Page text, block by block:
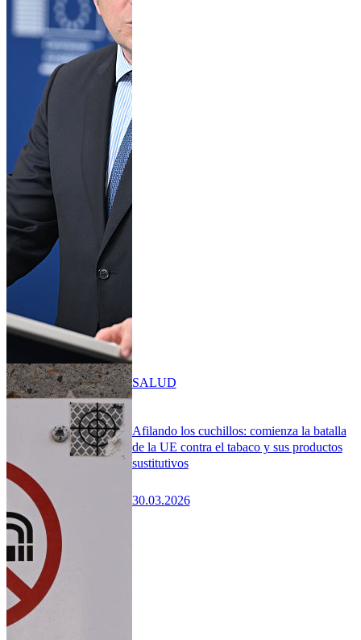
Afilando los cuchillos: comienza la batalla
de la UE contra el tabaco y sus productos
sustitutivos
30.03.2026
SALUD